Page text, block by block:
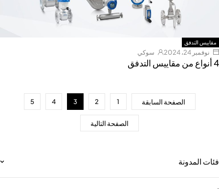
مقاييس التدفق
نوفمبر 24، 2024 سوكي
التدفق
الصفحة السابقة 2
3
4
5
الصفحة التالية
المدونة